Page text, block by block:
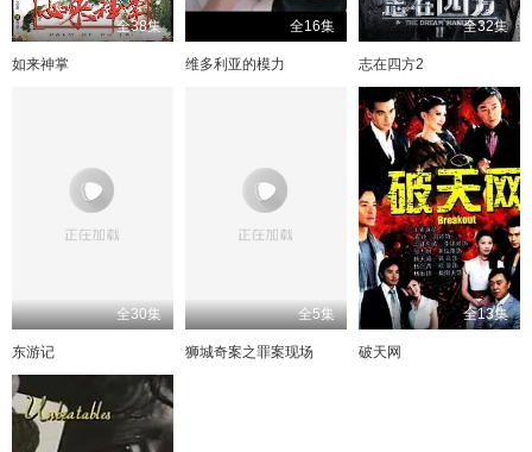
全38集
如来神掌
全16集
维多利亚的模力
全32集
志在四方2
全30集
东游记
全5集
狮城奇案之罪案现场
全13集
破天网